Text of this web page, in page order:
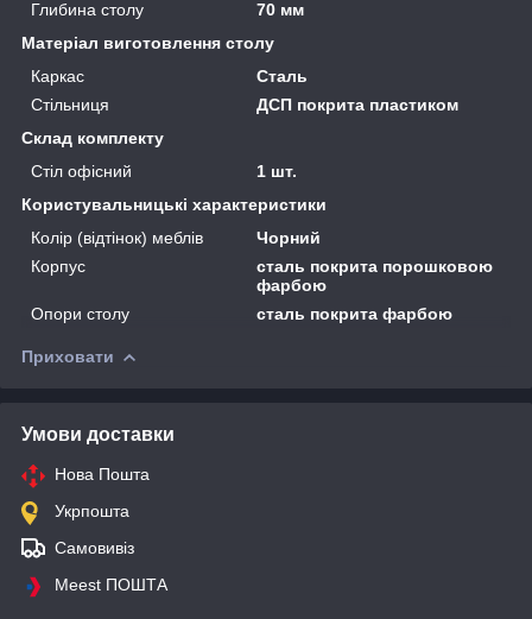
Глибина столу
70 мм
Матеріал виготовлення столу
Каркас
Сталь
Стільниця
ДСП покрита пластиком
Склад комплекту
Стіл офісний
1 шт.
Користувальницькі характеристики
Колір (відтінок) меблів
Чорний
Корпус
сталь покрита порошковою
фарбою
Опори столу
сталь покрита фарбою
Приховати
Умови доставки
Нова Пошта
Укрпошта
Самовивіз
Meest ПОШТА